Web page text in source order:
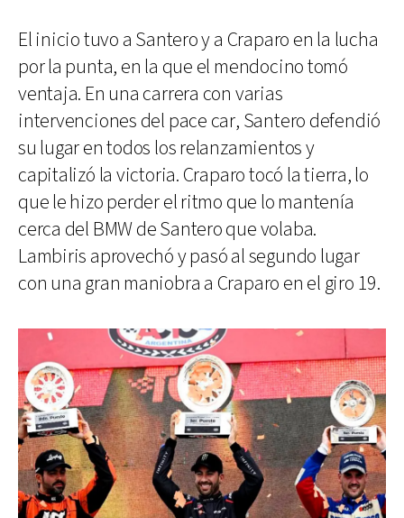
El inicio tuvo a Santero y a Craparo en la lucha
por la punta, en la que el mendocino tomó
ventaja. En una carrera con varias
intervenciones del pace car, Santero defendió
su lugar en todos los relanzamientos y
capitalizó la victoria. Craparo tocó la tierra, lo
que le hizo perder el ritmo que lo mantenía
cerca del BMW de Santero que volaba.
Lambiris aprovechó y pasó al segundo lugar
con una gran maniobra a Craparo en el giro 19.